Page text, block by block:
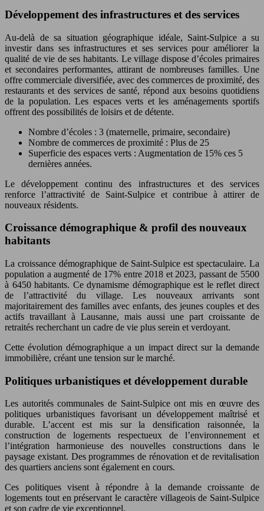
Développement des infrastructures et des services
Au-delà de sa situation géographique idéale, Saint-Sulpice a su
investir dans ses infrastructures et ses services pour améliorer la
qualité de vie de ses habitants. Le village dispose d’écoles primaires
et secondaires performantes, attirant de nombreuses familles. Une
offre commerciale diversifiée, avec des commerces de proximité, des
restaurants et des services de santé, répond aux besoins quotidiens
de la population. Les espaces verts et les aménagements sportifs
offrent des possibilités de loisirs et de détente.
Nombre d’écoles : 3 (maternelle, primaire, secondaire)
Nombre de commerces de proximité : Plus de 25
Superficie des espaces verts : Augmentation de 15% ces 5
dernières années.
Le développement continu des infrastructures et des services
renforce l’attractivité de Saint-Sulpice et contribue à attirer de
nouveaux résidents.
Croissance démographique & profil des nouveaux
habitants
La croissance démographique de Saint-Sulpice est spectaculaire. La
population a augmenté de 17% entre 2018 et 2023, passant de 5500
à 6450 habitants. Ce dynamisme démographique est le reflet direct
de l’attractivité du village. Les nouveaux arrivants sont
majoritairement des familles avec enfants, des jeunes couples et des
actifs travaillant à Lausanne, mais aussi une part croissante de
retraités recherchant un cadre de vie plus serein et verdoyant.
Cette évolution démographique a un impact direct sur la demande
immobilière, créant une tension sur le marché.
Politiques urbanistiques et développement durable
Les autorités communales de Saint-Sulpice ont mis en œuvre des
politiques urbanistiques favorisant un développement maîtrisé et
durable. L’accent est mis sur la densification raisonnée, la
construction de logements respectueux de l’environnement et
l’intégration harmonieuse des nouvelles constructions dans le
paysage existant. Des programmes de rénovation et de revitalisation
des quartiers anciens sont également en cours.
Ces politiques visent à répondre à la demande croissante de
logements tout en préservant le caractère villageois de Saint-Sulpice
et son cadre de vie exceptionnel.